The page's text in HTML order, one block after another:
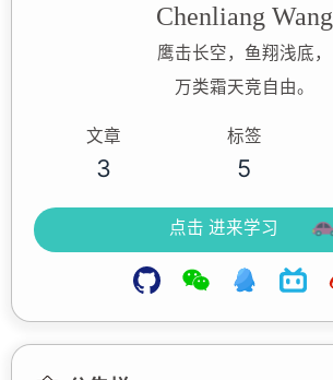
Chenliang Wang
鹰击长空，鱼翔浅底，
万类霜天竞自由。
文章
3
标签
5
点击 进来学习